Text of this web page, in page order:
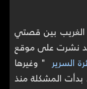
الغريب بين قصتي
قد نشرت على موقع
السرير " وغيرها
المشكلة منذ